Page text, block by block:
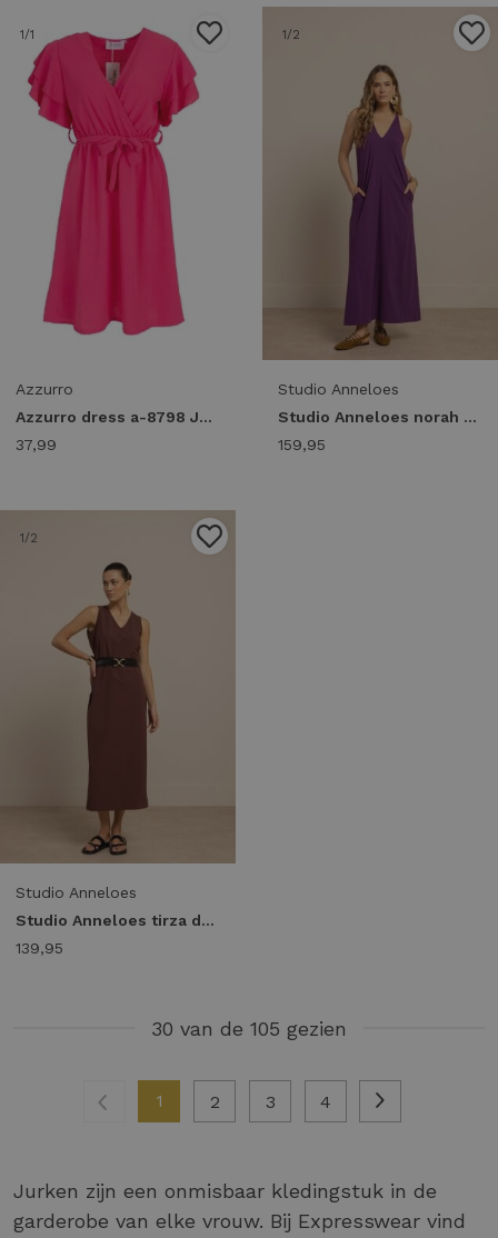
1/1
Azzurro
Azzurro dress a-8798 Jurken fuchsia
37,99
1/2
Studio Anneloes
Studio Anneloes norah 2way dress 13966 Jurk 5800 plum
159,95
1/2
Studio Anneloes
Studio Anneloes tirza dress 13952 Jurk 8600 chestnut
139,95
30 van de 105 gezien
1 2 3 4
Jurken zijn een onmisbaar kledingstuk in de
garderobe van elke vrouw. Bij Expresswear vind